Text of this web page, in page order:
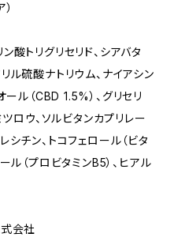
酸トリグリセリド、シアバタ
ル硫酸ナトリウム、ナイアシン
ール（CBD 1.5%）、グリセリ
ロウ、ソルビタンカプリレー
シチン、トコフェロール（ビタ
ル（プロビタミンB5）、ヒアル
式会社